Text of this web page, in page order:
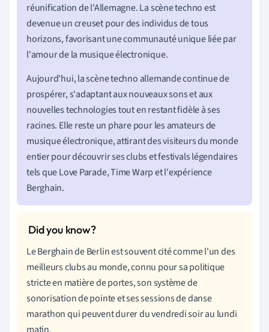
réunification de l'Allemagne. La scène techno est
devenue un creuset pour des individus de tous
horizons, favorisant une communauté unique liée par
l'amour de la musique électronique.
Aujourd'hui, la scène techno allemande continue de
prospérer, s'adaptant aux nouveaux sons et aux
nouvelles technologies tout en restant fidèle à ses
racines. Elle reste un phare pour les amateurs de
musique électronique, attirant des visiteurs du monde
entier pour découvrir ses clubs et festivals légendaires
tels que Love Parade, Time Warp et l'expérience
Berghain.
Le Berghain de Berlin est souvent cité comme l'un des
meilleurs clubs au monde, connu pour sa politique
stricte en matière de portes, son système de
sonorisation de pointe et ses sessions de danse
marathon qui peuvent durer du vendredi soir au lundi
matin.